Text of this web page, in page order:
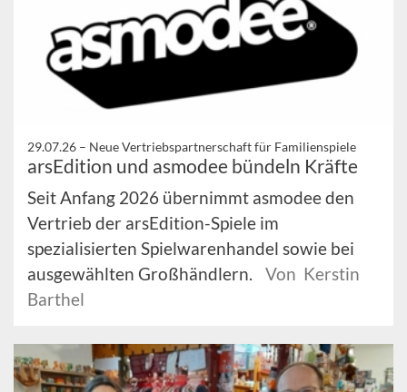
29.07.26 – Neue Vertriebspartnerschaft für Familienspiele
arsEdition und asmodee bündeln Kräfte
Seit Anfang 2026 übernimmt asmodee den
Vertrieb der arsEdition-Spiele im
spezialisierten Spielwarenhandel sowie bei
ausgewählten Großhändlern.
Von Kerstin
Barthel